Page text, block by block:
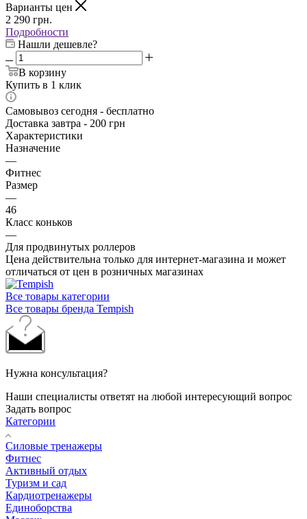
Варианты цен
2 290 грн.
Подробности
Нашли дешевле?
В корзину
Купить в 1 клик
Самовывоз сегодня - бесплатно
Доставка завтра - 200 грн
Характеристики
Назначение
—
Фитнес
Размер
—
46
Класс коньков
—
Для продвинутых роллеров
Цена действительна только для интернет-магазина и может
отличаться от цен в розничных магазинах
Все товары категории
Все товары бренда Tempish
Нужна консультация?
Наши специалисты ответят на любой интересующий вопрос
Задать вопрос
Категории
Силовые тренажеры
Фитнес
Активный отдых
Туризм и сад
Кардиотренажеры
Единоборства